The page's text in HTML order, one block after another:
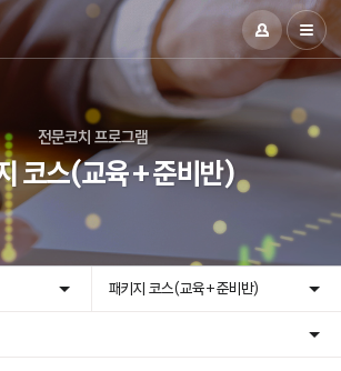
전문코치 프로그램
코스(교육+준비반)
패키지 코스(교육+준비반)